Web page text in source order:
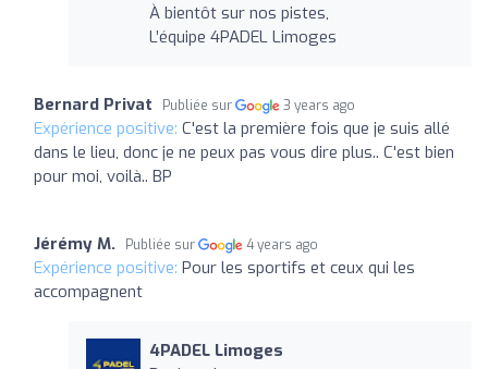
À bientôt sur nos pistes,
L’équipe 4PADEL Limoges
Bernard Privat Publiée sur 3 years ago
Expérience positive: C'est la première fois que je suis allé
dans le lieu, donc je ne peux pas vous dire plus.. C'est bien
pour moi, voilà.. BP
Jérémy M. Publiée sur 4 years ago
Expérience positive: Pour les sportifs et ceux qui les
accompagnent
4PADEL Limoges